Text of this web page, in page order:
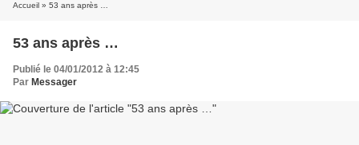
Accueil » 53 ans après …
53 ans après …
Publié le 04/01/2012 à 12:45
Par Messager